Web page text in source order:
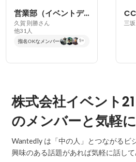
営業部（イベントディレクター）
久賀 則勝さん
他31人
指名OKなメンバー 9+
三
株式会社イベント21
のメンバーと気軽
Wantedly は「中の人」とつながるビジ
興味のある話題があれば気軽に話して